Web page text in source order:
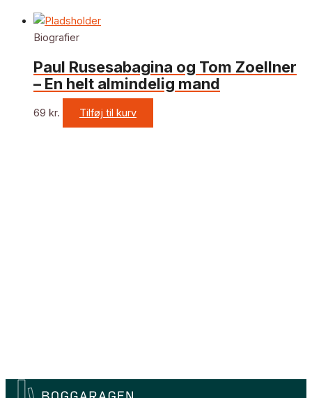
Biografier
Paul Rusesabagina og Tom Zoellner
– En helt almindelig mand
69 kr. Tilføj til kurv